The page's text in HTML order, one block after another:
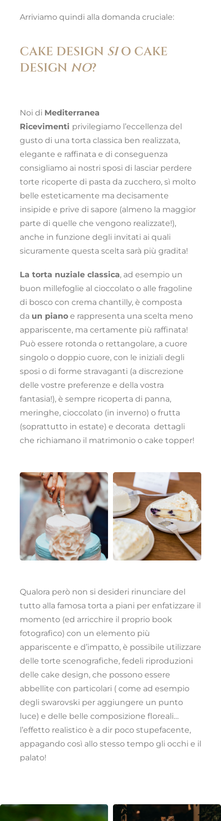
Arriviamo quindi alla domanda cruciale:
CAKE DESIGN SIO CAKE
DESIGN NO?
Noi di Mediterranea
Ricevimenti privilegiamo l’eccellenza del
gusto di una torta classica ben realizzata,
elegante e raffinata e di conseguenza
consigliamo ai nostri sposi di lasciar perdere
torte ricoperte di pasta da zucchero, sì molto
belle esteticamente ma decisamente
insipide e prive di sapore (almeno la maggior
parte di quelle che vengono realizzate!),
anche in funzione degli invitati ai quali
sicuramente questa scelta sarà più gradita!
La torta nuziale classica, ad esempio un
buon millefoglie al cioccolato o alle fragoline
di bosco con crema chantilly, è composta
da un piano e rappresenta una scelta meno
appariscente, ma certamente più raffinata!
Può essere rotonda o rettangolare, a cuore
singolo o doppio cuore, con le iniziali degli
sposi o di forme stravaganti (a discrezione
delle vostre preferenze e della vostra
fantasia!), è sempre ricoperta di panna,
meringhe, cioccolato (in inverno) o frutta
(soprattutto in estate) e decorata dettagli
che richiamano il matrimonio o cake topper!
Qualora però non si desideri rinunciare del
tutto alla famosa torta a piani per enfatizzare il
momento (ed arricchire il proprio book
fotografico) con un elemento più
appariscente e d’impatto, è possibile utilizzare
delle torte scenografiche, fedeli riproduzioni
delle cake design, che possono essere
abbellite con particolari ( come ad esempio
degli swarovski per aggiungere un punto
luce) e delle belle composizione floreali…
l’effetto realistico è a dir poco stupefacente,
appagando così allo stesso tempo gli occhi e il
palato!